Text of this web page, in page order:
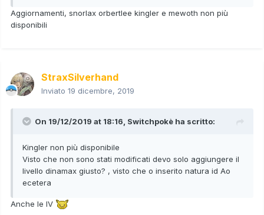
Orbreetle gigamax maschio Lv 56 natura scaltra reteball ab
ab fuocardore
lentifume
Sandaconda gigamax maschio liv 50 natura calma ultraball
ab muta
Drednaw gigamax maschio natura audace liv 71 reteball ab
Aggiornamenti, snorlax orbertlee kingler e mewoth non più
disponibili
StraxSilverhand
Inviato 19 dicembre, 2019
On 19/12/2019 at 18:16, Switchpokè ha scritto:
Kingler non più disponibile
Visto che non sono stati modificati devo solo aggiungere il
livello dinamax giusto? , visto che o inserito natura id Ao
ecetera
Anche le IV